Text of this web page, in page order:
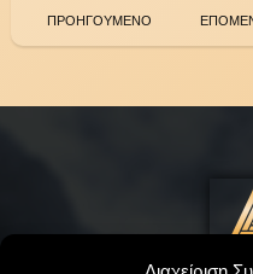
ΠΡΟΗΓΟΥΜΕΝΟ